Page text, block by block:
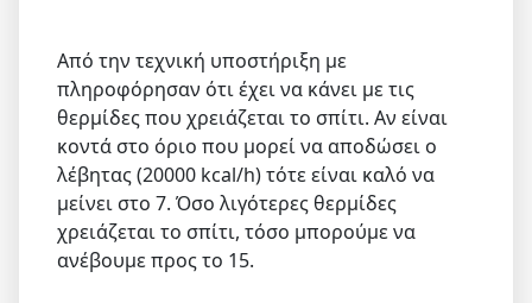
Από την τεχνική υποστήριξη με
πληροφόρησαν ότι έχει να κάνει με τις
θερμίδες που χρειάζεται το σπίτι. Αν είναι
κοντά στο όριο που μορεί να αποδώσει ο
λέβητας (20000 kcal/h) τότε είναι καλό να
μείνει στο 7. Όσο λιγότερες θερμίδες
χρειάζεται το σπίτι, τόσο μπορούμε να
ανέβουμε προς το 15.